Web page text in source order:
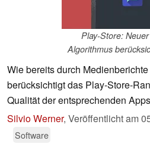
Play-Store:
Algorithmus
Wie bereits durch
berücksichtigt das Play-Store-
Qualität der entsprechenden
Silvio Werner, Veröffentlicht am
Software